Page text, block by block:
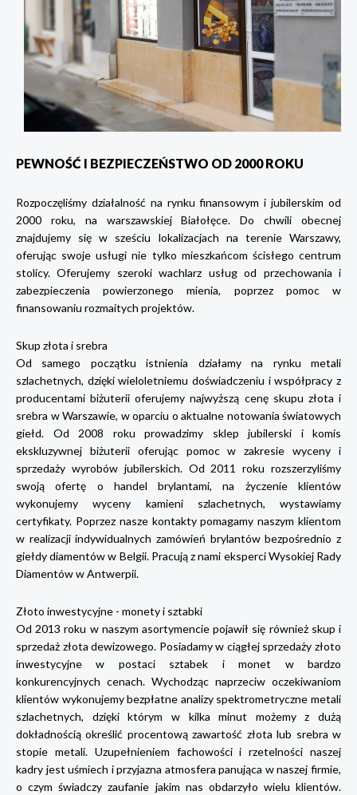
PEWNOŚĆ I BEZPIECZEŃSTWO OD 2000 ROKU
Rozpoczęliśmy działalność na rynku finansowym i jubilerskim od
2000 roku, na warszawskiej Białołęce. Do chwili obecnej
znajdujemy się w sześciu lokalizacjach na terenie Warszawy,
oferując swoje usługi nie tylko mieszkańcom ścisłego centrum
stolicy. Oferujemy szeroki wachlarz usług od przechowania i
zabezpieczenia powierzonego mienia, poprzez pomoc w
finansowaniu rozmaitych projektów.
Skup złota i srebra
Od samego początku istnienia działamy na rynku metali
szlachetnych, dzięki wieloletniemu doświadczeniu i współpracy z
producentami biżuterii oferujemy najwyższą cenę skupu złota i
srebra w Warszawie, w oparciu o aktualne notowania światowych
giełd. Od 2008 roku prowadzimy sklep jubilerski i komis
ekskluzywnej biżuterii oferując pomoc w zakresie wyceny i
sprzedaży wyrobów jubilerskich. Od 2011 roku rozszerzyliśmy
swoją ofertę o handel brylantami, na życzenie klientów
wykonujemy wyceny kamieni szlachetnych, wystawiamy
certyfikaty. Poprzez nasze kontakty pomagamy naszym klientom
w realizacji indywidualnych zamówień brylantów bezpośrednio z
giełdy diamentów w Belgii. Pracują z nami eksperci Wysokiej Rady
Diamentów w Antwerpii.
Złoto inwestycyjne - monety i sztabki
Od 2013 roku w naszym asortymencie pojawił się również skup i
sprzedaż złota dewizowego. Posiadamy w ciągłej sprzedaży złoto
inwestycyjne w postaci sztabek i monet w bardzo
konkurencyjnych cenach. Wychodząc naprzeciw oczekiwaniom
klientów wykonujemy bezpłatne analizy spektrometryczne metali
szlachetnych, dzięki którym w kilka minut możemy z dużą
dokładnością określić procentową zawartość złota lub srebra w
stopie metali. Uzupełnieniem fachowości i rzetelności naszej
kadry jest uśmiech i przyjazna atmosfera panująca w naszej firmie,
o czym świadczy zaufanie jakim nas obdarzyło wielu klientów.